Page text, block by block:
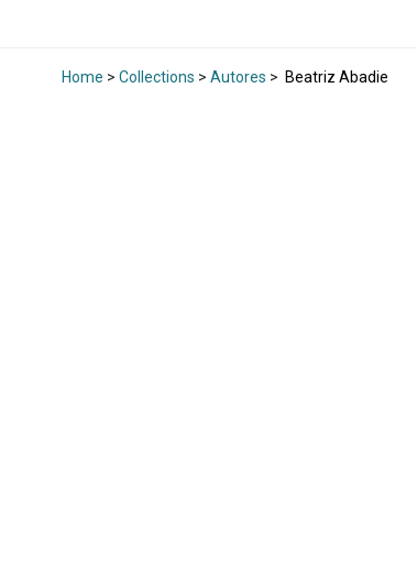
Home > Collections > Autores > Beatriz Abadie